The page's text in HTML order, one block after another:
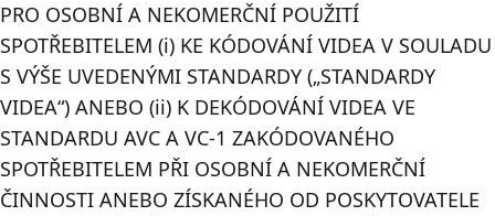
PRO OSOBNÍ A NEKOMERČNÍ POUŽITÍ
SPOTŘEBITELEM (i) KE KÓDOVÁNÍ VIDEA V SOULADU
S VÝŠE UVEDENÝMI STANDARDY („STANDARDY
VIDEA“) ANEBO (ii) K DEKÓDOVÁNÍ VIDEA VE
STANDARDU AVC A VC-1 ZAKÓDOVANÉHO
SPOTŘEBITELEM PŘI OSOBNÍ A NEKOMERČNÍ
ČINNOSTI ANEBO ZÍSKANÉHO OD POSKYTOVATELE